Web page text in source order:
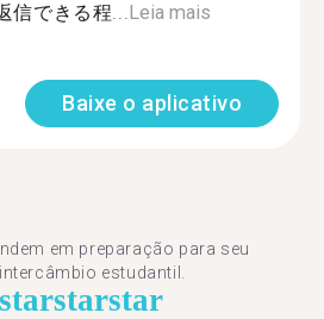
信できる程...Leia mais
Baixe o aplicativo
em preparação para seu
estudantil.
starstar